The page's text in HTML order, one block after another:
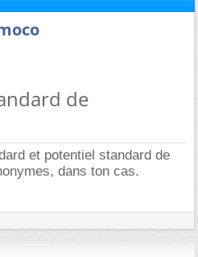
de
et potentiel standard de
dans ton cas.